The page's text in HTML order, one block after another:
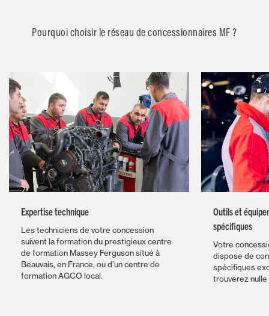
Pourquoi choisir le réseau de concessionnaires MF ?
Expertise technique
Les techniciens de votre concession
suivent la formation du prestigieux centre
de formation Massey Ferguson situé à
Beauvais, en France, ou d’un centre de
formation AGCO local.
Outils et
spécifiques
Votre
dispose de
spécifiques
trouverez